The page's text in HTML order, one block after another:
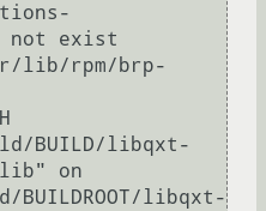
not exist
lib/rpm/brp-
BUILD/libqxt-
lib" on
BUILDROOT/libqxt-